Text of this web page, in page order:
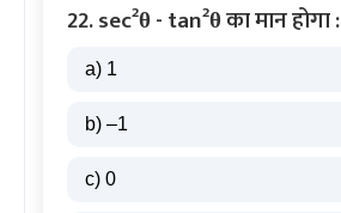
22. sec²θ - tan²θ का मान होगा :
a) 1
b) –1
c) 0